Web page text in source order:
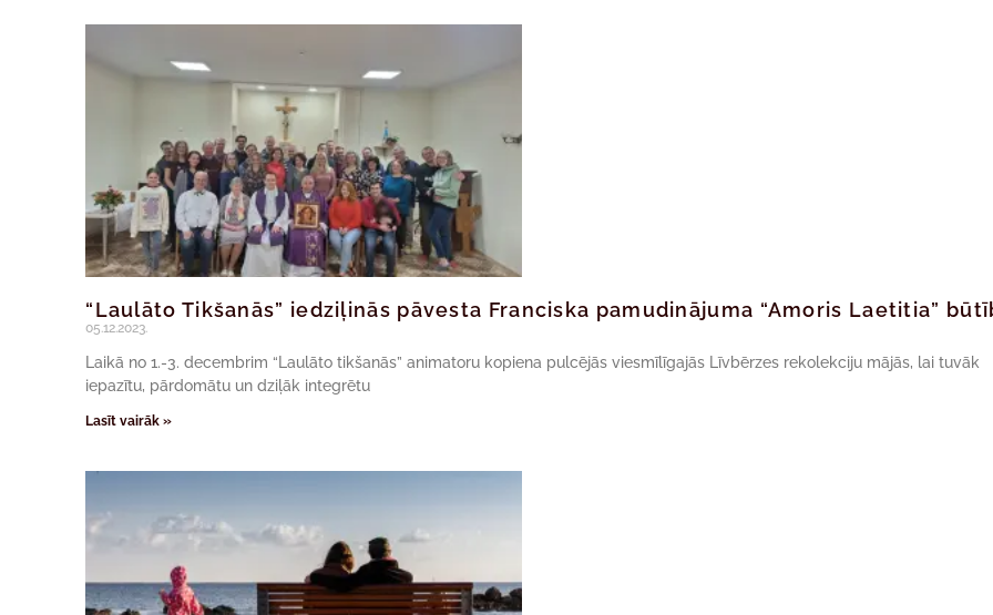
“Laulāto Tikšanās” iedziļinās pāvesta Franciska pamudinājuma “Amoris Laetitia”
05.12.2023.
Laikā no 1.-3. decembrim “Laulāto tikšanās” animatoru kopiena pulcējās viesmīlīgajās Līvbērzes rekolekciju mājās, lai tuvāk
iepazītu, pārdomātu un dziļāk integrētu
Lasīt vairāk »